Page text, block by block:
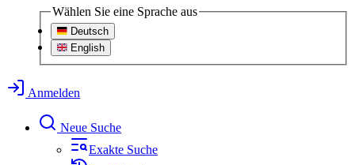
Wählen Sie eine Sprache aus
Deutsch
English
Anmelden
Neue Suche
Exakte Suche